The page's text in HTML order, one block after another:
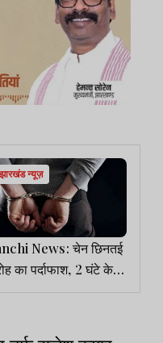
झारखंड न्यूज़
News: चेन छिनतई
का पर्दाफाश, 2 घंटे के
3 उचक्के गिरफ्तार